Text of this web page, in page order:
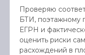
Проверяю
БТИ, поэтажному
ЕГРН и
оценить риски
расхождений в